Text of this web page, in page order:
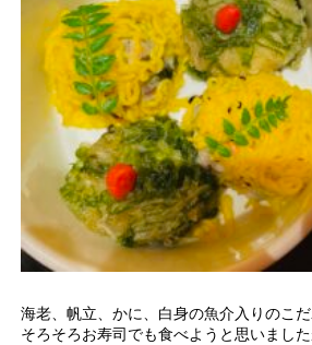
海老、帆立、かに、白身の魚介入りのこだ
そろそろお寿司でも食べようと思いまし